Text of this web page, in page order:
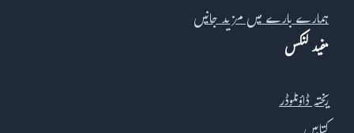
ہمارے بارے میں مزید جانیں
مفید لنکس
ریختہ ڈاؤنلوڈر